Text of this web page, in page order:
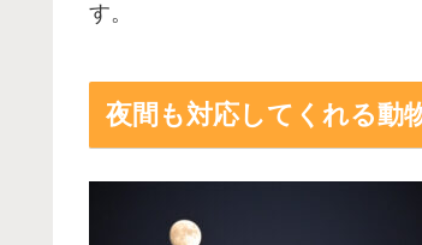
す。
夜間も対応してくれる動